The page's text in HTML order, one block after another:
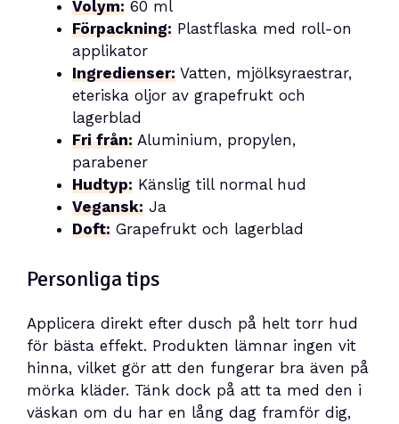
Volym: 60 ml
Förpackning: Plastflaska med roll-on
applikator
Ingredienser: Vatten, mjölksyraestrar,
eteriska oljor av grapefrukt och
lagerblad
Fri från: Aluminium, propylen,
parabener
Hudtyp: Känslig till normal hud
Vegansk: Ja
Doft: Grapefrukt och lagerblad
Personliga tips
Applicera direkt efter dusch på helt torr hud
för bästa effekt. Produkten lämnar ingen vit
hinna, vilket gör att den fungerar bra även på
mörka kläder. Tänk dock på att ta med den i
väskan om du har en lång dag framför dig,